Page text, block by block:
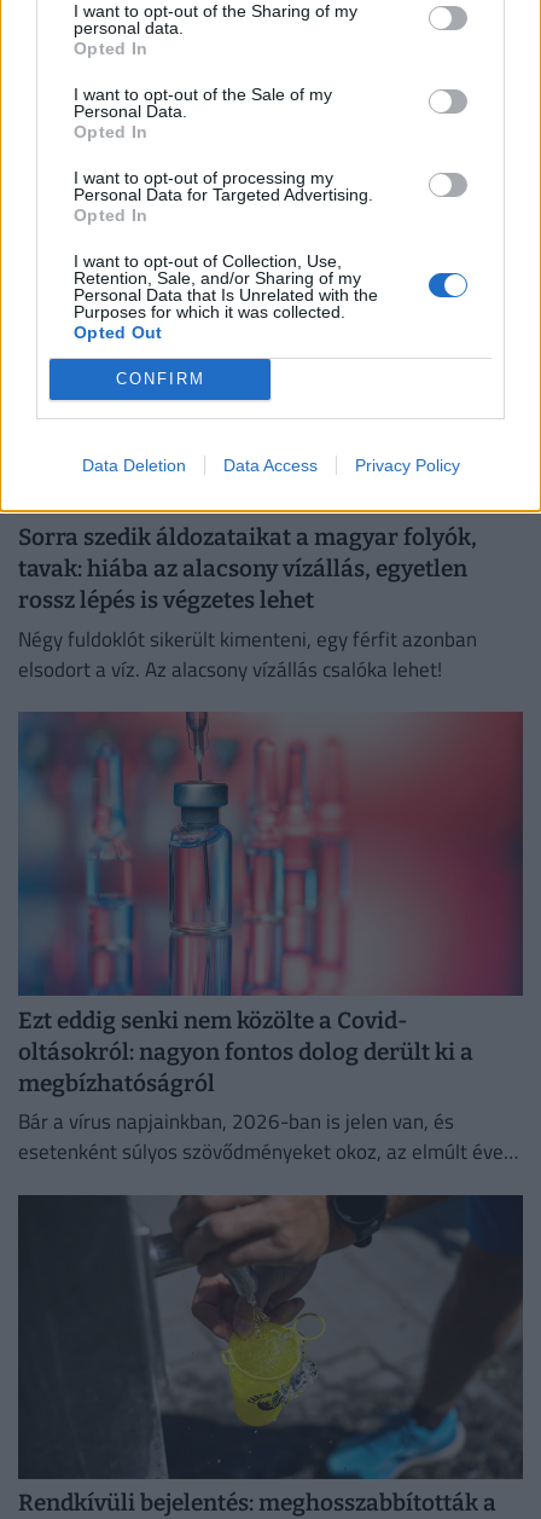
I want to opt-out of the Sharing of my
personal data.
Opted In
I want to opt-out of the Sale of my
Personal Data.
Opted In
I want to opt-out of processing my
Personal Data for Targeted Advertising.
Opted In
I want to opt-out of Collection, Use,
Retention, Sale, and/or Sharing of my
Personal Data that Is Unrelated with the
Purposes for which it was collected.
Opted Out
CONFIRM
Data Deletion Data Access Privacy Policy
Veszélyes játékhamisítványok terjednek: ha
vettél ilyet, nézd meg, minden rendben van-e
Dumpling játékok óriási népszerűsége miatt
elárasztották a piacot az olcsó és rendkívül veszélyes
Sorra szedik áldozataikat a magyar folyók,
tavak: hiába az alacsony vízállás, egyetlen
rossz lépés is végzetes lehet
Négy fuldoklót sikerült kimenteni, egy férfit azonban
elsodort a víz. Az alacsony vízállás csalóka lehet!
Ezt eddig senki nem közölte a Covid-
oltásokról: nagyon fontos dolog derült ki a
megbízhatóságról
Bár a vírus napjainkban, 2026-ban is jelen van, és
esetenként súlyos szövődményeket okoz, az elmúlt évek
biztonságosságát.
Rendkívüli bejelentés: meghosszabbították a